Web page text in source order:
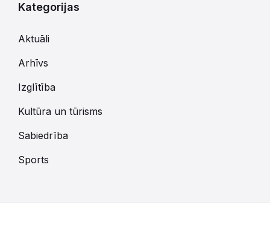
Kategorijas
Aktuāli
Arhīvs
Izglītība
Kultūra un tūrisms
Sabiedrība
Sports